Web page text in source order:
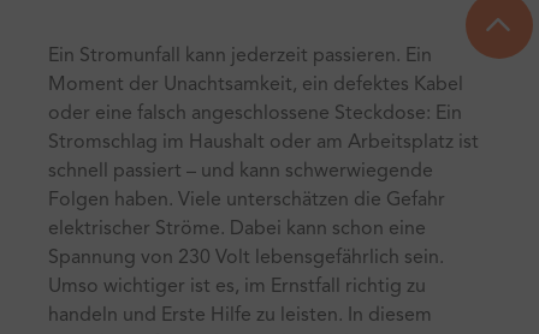
Ein Stromunfall kann jederzeit passieren. Ein
Moment der Unachtsamkeit, ein defektes Kabel
oder eine falsch angeschlossene Steckdose: Ein
Stromschlag im Haushalt oder am Arbeitsplatz ist
schnell passiert – und kann schwerwiegende
Folgen haben. Viele unterschätzen die Gefahr
elektrischer Ströme. Dabei kann schon eine
Spannung von 230 Volt lebensgefährlich sein.
Umso wichtiger ist es, im Ernstfall richtig zu
handeln und Erste Hilfe zu leisten. In diesem